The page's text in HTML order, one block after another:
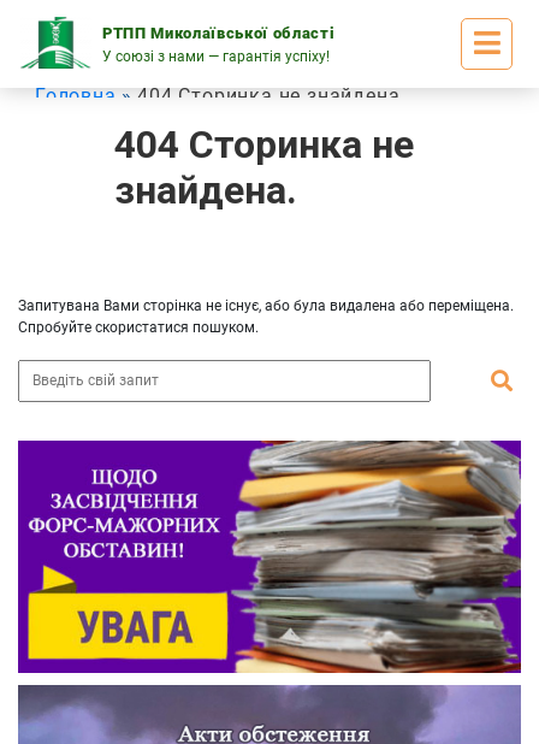
РТПП Миколаївської області
У союзі з нами — гарантія успіху!
content
Головна 404 Сторинка не знайдена
404 Сторинка не
знайдена.
Запитувана Вами сторінка не існує, або була видалена або переміщена.
Спробуйте скористатися пошуком.